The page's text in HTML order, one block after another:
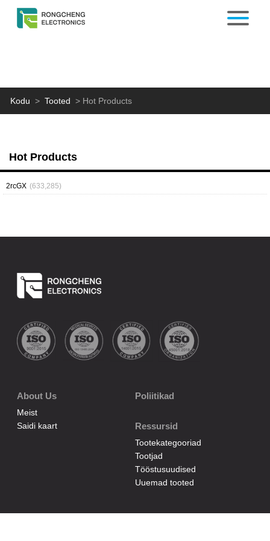
Kodu > Tooted > Hot Products
Hot Products
2rcGX (633,285)
About Us
Meist
Saidi kaart
Poliitikad
Ressursid
Tootekategooriad
Tootjad
Tööstusuudised
Uuemad tooted